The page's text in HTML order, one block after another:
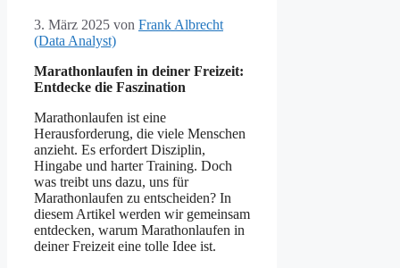
3. März 2025 von Frank Albrecht
(Data Analyst)
Marathonlaufen in deiner Freizeit:
Entdecke die Faszination
Marathonlaufen ist eine
Herausforderung, die viele Menschen
anzieht. Es erfordert Disziplin,
Hingabe und harter Training. Doch
was treibt uns dazu, uns für
Marathonlaufen zu entscheiden? In
diesem Artikel werden wir gemeinsam
entdecken, warum Marathonlaufen in
deiner Freizeit eine tolle Idee ist.